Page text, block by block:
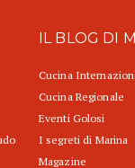
IL BLOG DI
Cucina
Cucina Regionale
Eventi Golosi
I segreti di Marina
Magazine